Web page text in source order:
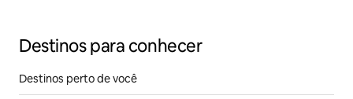
Destinos para conhecer
Destinos perto de você